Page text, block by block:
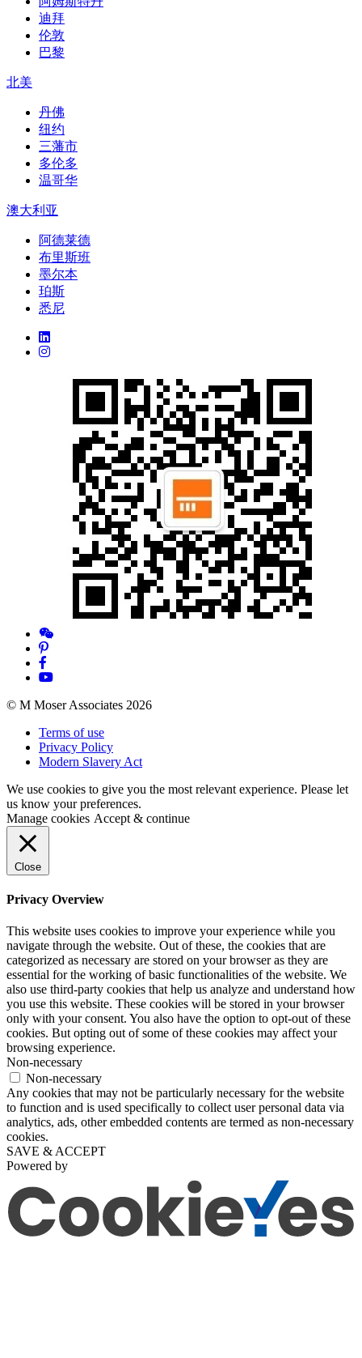
迪拜
伦敦
巴黎
北美
丹佛
纽约
三藩市
多伦多
温哥华
澳大利亚
阿德莱德
布里斯班
墨尔本
珀斯
悉尼
© M Moser Associates 2026
Terms of use
Privacy Policy
Modern Slavery Act
We use cookies to give you the most relevant experience. Please let
us know your preferences.
Manage cookies Accept & continue
Close
Privacy Overview
This website uses cookies to improve your experience while you
navigate through the website. Out of these, the cookies that are
categorized as necessary are stored on your browser as they are
essential for the working of basic functionalities of the website. We
also use third-party cookies that help us analyze and understand how
you use this website. These cookies will be stored in your browser
only with your consent. You also have the option to opt-out of these
cookies. But opting out of some of these cookies may affect your
browsing experience.
Non-necessary
Non-necessary
Any cookies that may not be particularly necessary for the website
to function and is used specifically to collect user personal data via
analytics, ads, other embedded contents are termed as non-necessary
cookies.
SAVE & ACCEPT
Powered by